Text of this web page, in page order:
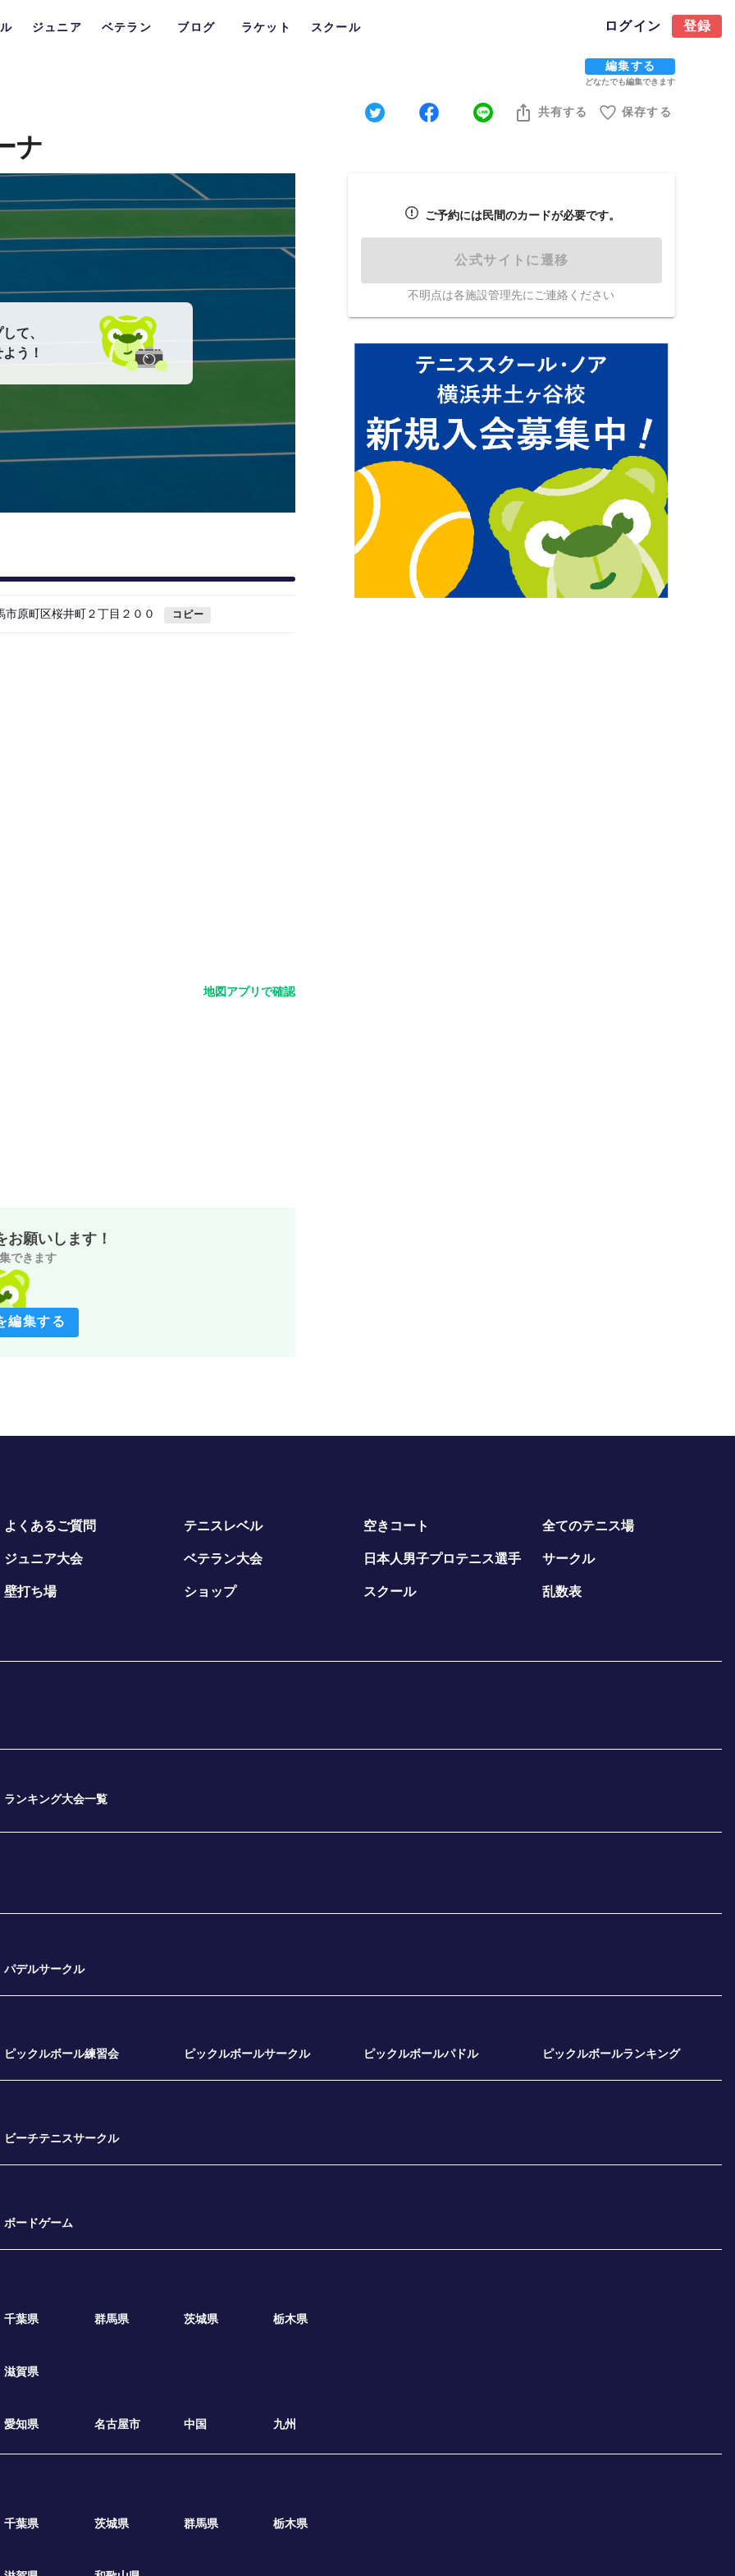
ジュニア ベテラン ブログ ラケット スクール ログイン 登録
編集する
どなたでも編集できます
共有する 保存する
ナ
て、
う！
原町区桜井町２丁目２００ コピー
地図アプリで確認
お願いします！
できます
編集する
ご予約には民間のカードが必要です。
公式サイトに遷移
不明点は各施設管理先にご連絡ください
よくあるご質問 テニスレベル 空きコート 全てのテニス場
ジュニア大会 ベテラン大会 日本人男子プロテニス選手 サークル
壁打ち場 ショップ スクール 乱数表
ランキング大会一覧
パデルサークル
ピックルボール練習会 ピックルボールサークル ピックルボールパドル ピックルボールランキング
ビーチテニスサークル
ボードゲーム
千葉県 群馬県 茨城県 栃木県
滋賀県
愛知県 名古屋市 中国 九州
千葉県 茨城県 群馬県 栃木県